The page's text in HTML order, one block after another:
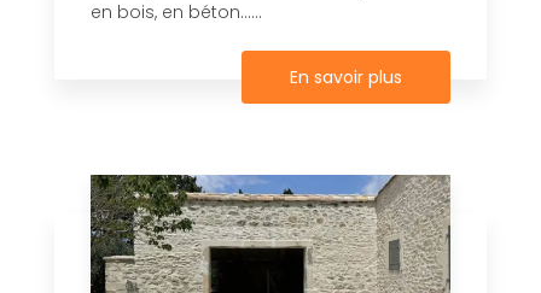
en bois, en béton......
En savoir plus